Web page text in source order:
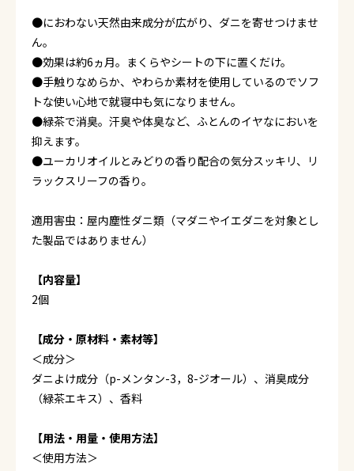
●におわない天然由来成分が広がり、ダニを寄せつけませ
ん。
●効果は約6ヵ月。まくらやシートの下に置くだけ。
●手触りなめらか、やわらか素材を使用しているのでソフ
トな使い心地で就寝中も気になりません。
●緑茶で消臭。汗臭や体臭など、ふとんのイヤなにおいを
抑えます。
●ユーカリオイルとみどりの香り配合の気分スッキリ、リ
ラックスリーフの香り。
適用害虫：屋内塵性ダニ類（マダニやイエダニを対象とし
た製品ではありません）
【内容量】
2個
【成分・原材料・素材等】
＜成分＞
ダニよけ成分（p-メンタン-3，8-ジオール）、消臭成分
（緑茶エキス）、香料
【用法・用量・使用方法】
＜使用方法＞